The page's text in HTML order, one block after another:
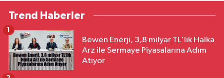
Trend Haberler
Bewen Enerji, 3,8 milyar TL'lik Halka
Arz ile Sermaye Piyasalarına Adım
Atıyor
1